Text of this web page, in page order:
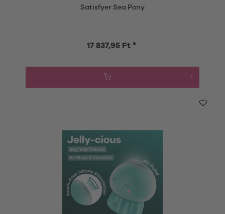
Satisfyer Sea Pony
17 837,95 Ft *